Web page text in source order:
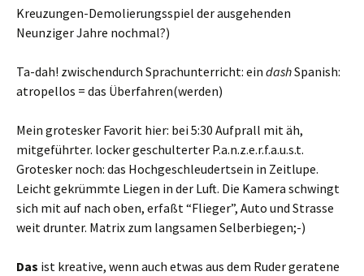
Kreuzungen-Demolierungsspiel der ausgehenden
Neunziger Jahre nochmal?)
Ta-dah! zwischendurch Sprachunterricht: ein dashSpanish:
atropellos = das Überfahren(werden)
Mein grotesker Favorit hier: bei 5:30 Aufprall mit äh,
mitgeführter. locker geschulterter P.a.n.z.e.r.f.a.u.s.t.
Grotesker noch: das Hochgeschleudertsein in Zeitlupe.
Leicht gekrümmte Liegen in der Luft. Die Kamera schwingt
sich mit auf nach oben, erfaßt “Flieger”, Auto und Strasse
weit drunter. Matrix zum langsamen Selberbiegen;-)
Das ist kreative, wenn auch etwas aus dem Ruder geratene